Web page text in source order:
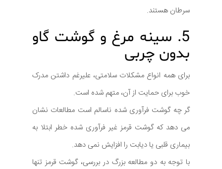
سرطان هستند.
5. سینه مرغ و گوشت گاو
بدون چربی
برای همه انواع مشکلات سلامتی، علیرغم داشتن مدرک
خوب برای حمایت از آن، متهم شده است.
گر چه گوشت فرآوری شده ناسالم است مطالعات نشان
می دهد که گوشت قرمز غیر فرآوری شده خطر ابتلا به
بیماری قلبی یا دیابت را افزایش نمی دهد.
با توجه به دو مطالعه بزرگ در بررسی، گوشت قرمز تنها